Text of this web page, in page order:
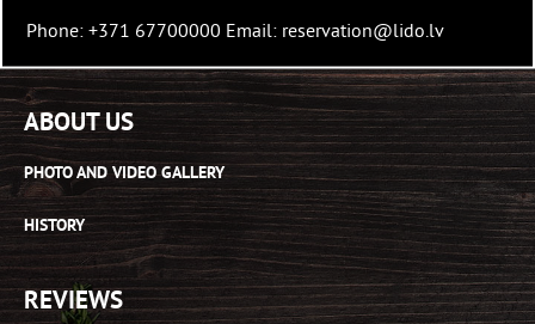
LIDO STORE AT AGENSKALNS MARKET
Phone: +371 67700000 Email: reservation@lido.lv
ABOUT US
PHOTO AND VIDEO GALLERY
HISTORY
REVIEWS